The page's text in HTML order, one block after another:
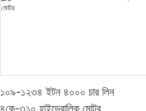
১০৯-১২৩৪ ইটন ৪০০০ চার লিন
৪কে-৩১০ হাইড্রোলিক মোটর